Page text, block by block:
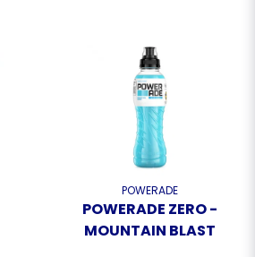
POWERADE
POWERADE ZERO -
MOUNTAIN BLAST